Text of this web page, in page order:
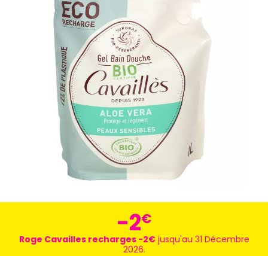
-2€
Roge Cavailles recharges -2€jusqu'au 31 Décembre
2026.